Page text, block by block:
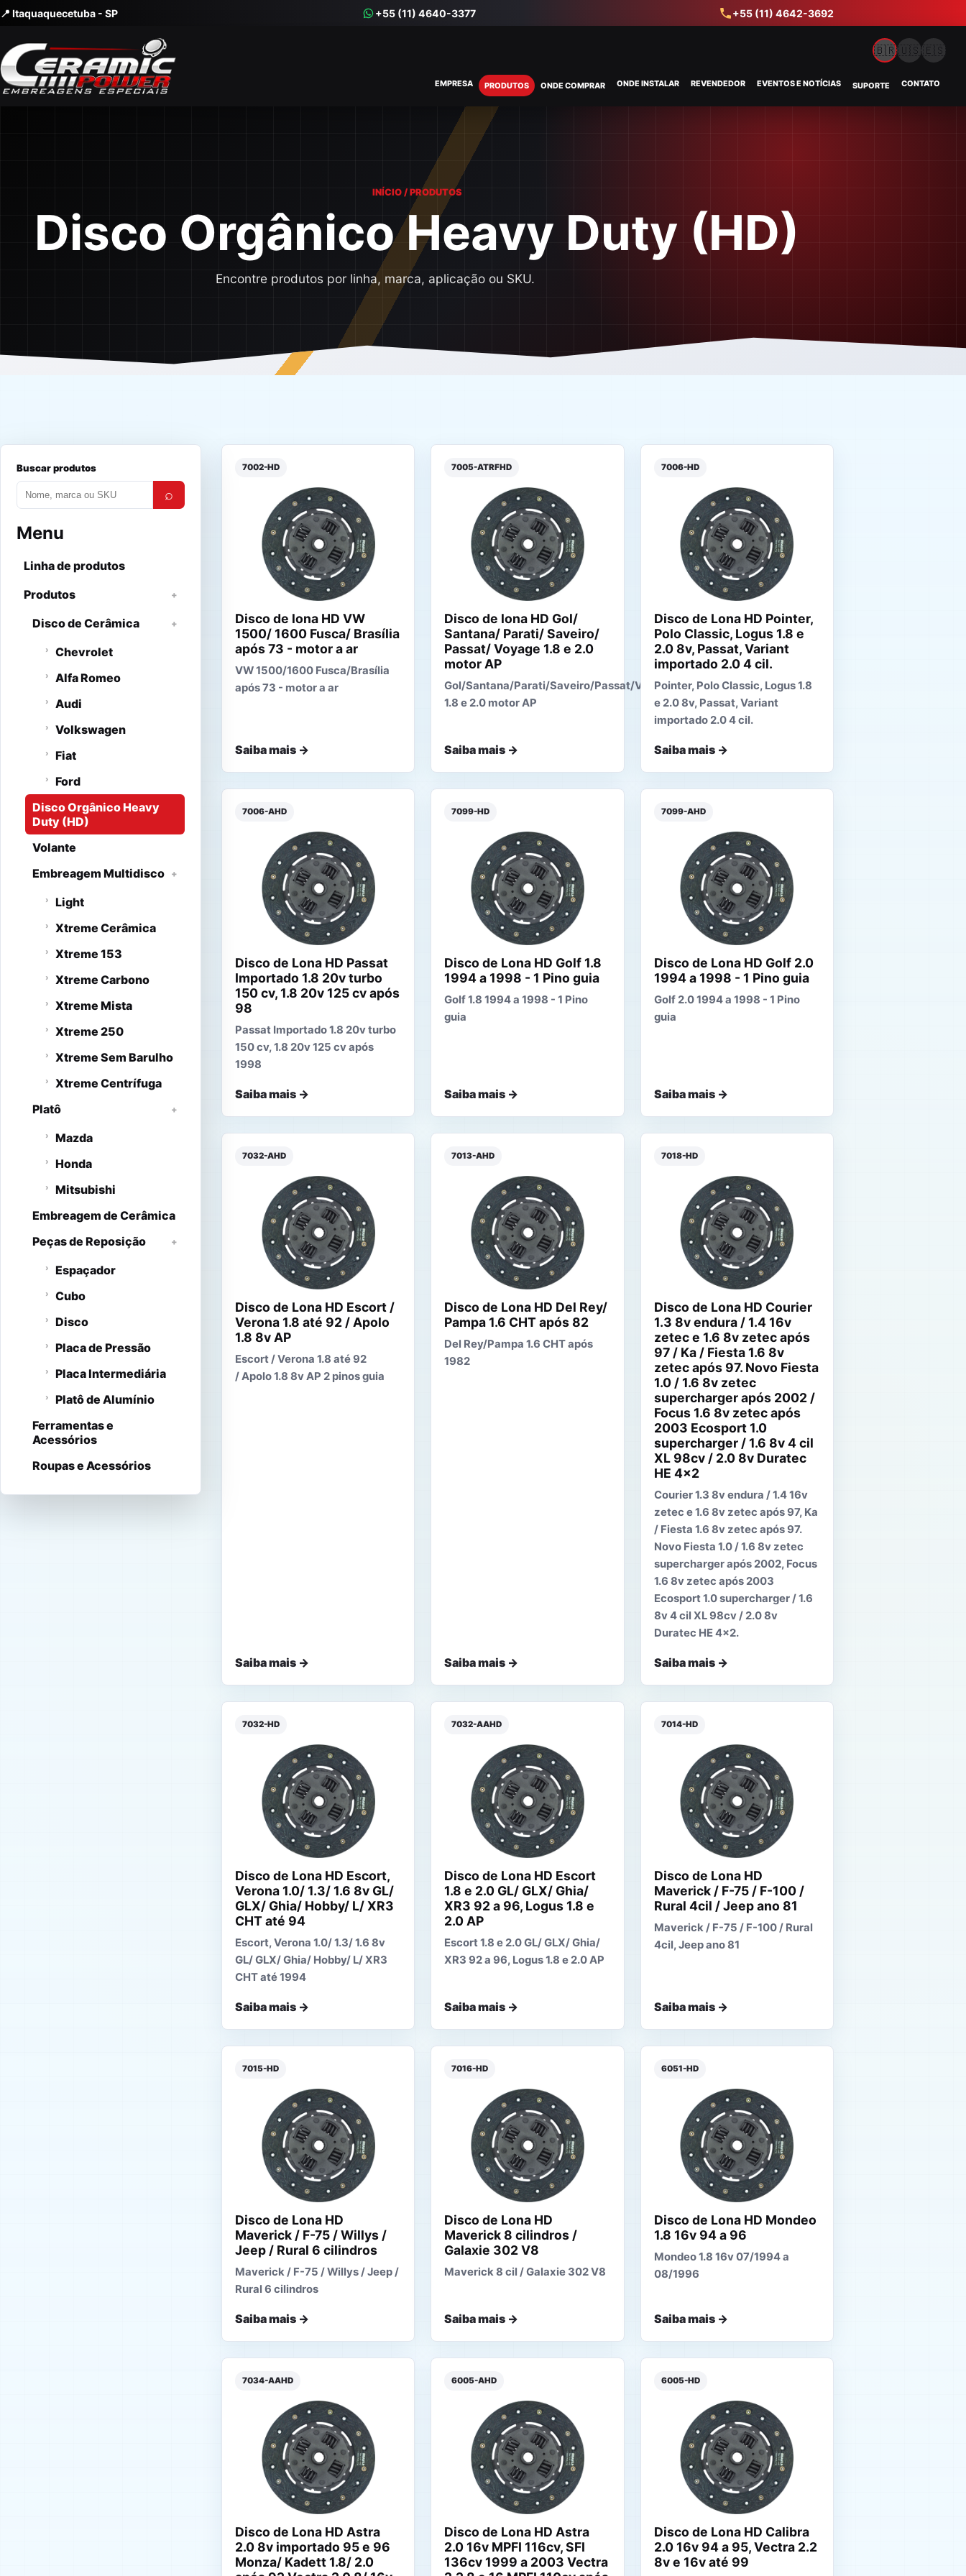
📍 Itaquaquecetuba - SP +55 (11) 4640-3377 +55 (11) 4642-3692
EMPRESA PRODUTOS ONDE COMPRAR ONDE INSTALAR REVENDEDOR EVENTOS E NOTÍCIAS SUPORTE CONTATO
🇧🇷🇺🇸🇪🇸
INÍCIO / PRODUTOS
Disco Orgânico Heavy Duty (HD)
Encontre produtos por linha, marca, aplicação ou SKU.
Buscar produtos
⌕
Menu
Linha de produtos
Produtos
Disco de Cerâmica
Chevrolet
Alfa Romeo
Audi
Volkswagen
Fiat
Ford
Disco Orgânico Heavy
Duty (HD)
Volante
Embreagem Multidisco
Light
Xtreme Cerâmica
Xtreme 153
Xtreme Carbono
Xtreme Mista
Xtreme 250
Xtreme Sem Barulho
Xtreme Centrífuga
Platô
Mazda
Honda
Mitsubishi
Embreagem de Cerâmica
Peças de Reposição
Espaçador
Cubo
Disco
Placa de Pressão
Placa Intermediária
Platô de Alumínio
Ferramentas e
Acessórios
Roupas e Acessórios
7002-HD
Disco de lona HD VW
1500/ 1600 Fusca/ Brasília
após 73 - motor a ar
VW 1500/1600 Fusca/Brasília
após 73 - motor a ar
Saiba mais →
7005-ATRFHD
Disco de lona HD Gol/
Santana/ Parati/ Saveiro/
Passat/ Voyage 1.8 e 2.0
motor AP
Gol/Santana/Parati/Saveiro/Passat/Voyage
1.8 e 2.0 motor AP
Saiba mais →
7006-HD
Disco de Lona HD Pointer,
Polo Classic, Logus 1.8 e
2.0 8v, Passat, Variant
importado 2.0 4 cil.
Pointer, Polo Classic, Logus 1.8
e 2.0 8v, Passat, Variant
importado 2.0 4 cil.
Saiba mais →
7006-AHD
Disco de Lona HD Passat
Importado 1.8 20v turbo
150 cv, 1.8 20v 125 cv após
98
Passat Importado 1.8 20v turbo
150 cv, 1.8 20v 125 cv após
1998
Saiba mais →
7099-HD
Disco de Lona HD Golf 1.8
1994 a 1998 - 1 Pino guia
Golf 1.8 1994 a 1998 - 1 Pino
guia
Saiba mais →
7099-AHD
Disco de Lona HD Golf 2.0
1994 a 1998 - 1 Pino guia
Golf 2.0 1994 a 1998 - 1 Pino
guia
Saiba mais →
7032-AHD
Disco de Lona HD Escort /
Verona 1.8 até 92 / Apolo
1.8 8v AP
Escort / Verona 1.8 até 92
/ Apolo 1.8 8v AP 2 pinos guia
Saiba mais →
7013-AHD
Disco de Lona HD Del Rey/
Pampa 1.6 CHT após 82
Del Rey/Pampa 1.6 CHT após
1982
Saiba mais →
7018-HD
Disco de Lona HD Courier
1.3 8v endura / 1.4 16v
zetec e 1.6 8v zetec após
97 / Ka / Fiesta 1.6 8v
zetec após 97. Novo Fiesta
1.0 / 1.6 8v zetec
supercharger após 2002 /
Focus 1.6 8v zetec após
2003 Ecosport 1.0
supercharger / 1.6 8v 4 cil
XL 98cv / 2.0 8v Duratec
HE 4x2
Courier 1.3 8v endura / 1.4 16v
zetec e 1.6 8v zetec após 97, Ka
/ Fiesta 1.6 8v zetec após 97.
Novo Fiesta 1.0 / 1.6 8v zetec
supercharger após 2002, Focus
1.6 8v zetec após 2003
Ecosport 1.0 supercharger / 1.6
8v 4 cil XL 98cv / 2.0 8v
Duratec HE 4x2.
Saiba mais →
7032-HD
Disco de Lona HD Escort,
Verona 1.0/ 1.3/ 1.6 8v GL/
GLX/ Ghia/ Hobby/ L/ XR3
CHT até 94
Escort, Verona 1.0/ 1.3/ 1.6 8v
GL/ GLX/ Ghia/ Hobby/ L/ XR3
CHT até 1994
Saiba mais →
7032-AAHD
Disco de Lona HD Escort
1.8 e 2.0 GL/ GLX/ Ghia/
XR3 92 a 96, Logus 1.8 e
2.0 AP
Escort 1.8 e 2.0 GL/ GLX/ Ghia/
XR3 92 a 96, Logus 1.8 e 2.0 AP
Saiba mais →
7014-HD
Disco de Lona HD
Maverick / F-75 / F-100 /
Rural 4cil / Jeep ano 81
Maverick / F-75 / F-100 / Rural
4cil, Jeep ano 81
Saiba mais →
7015-HD
Disco de Lona HD
Maverick / F-75 / Willys /
Jeep / Rural 6 cilindros
Maverick / F-75 / Willys / Jeep /
Rural 6 cilindros
Saiba mais →
7016-HD
Disco de Lona HD
Maverick 8 cilindros /
Galaxie 302 V8
Maverick 8 cil / Galaxie 302 V8
Saiba mais →
6051-HD
Disco de Lona HD Mondeo
1.8 16v 94 a 96
Mondeo 1.8 16v 07/1994 a
08/1996
Saiba mais →
7034-AAHD
Disco de Lona HD Astra
2.0 8v importado 95 e 96
Monza/ Kadett 1.8/ 2.0
6005-AHD
Disco de Lona HD Astra
2.0 16v MPFI 116cv, SFI
136cv 1999 a 2003 Vectra
6005-HD
Disco de Lona HD Calibra
2.0 16v 94 a 95, Vectra 2.2
8v e 16v até 99